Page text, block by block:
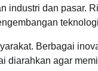
industri dan pasar.
Berbagai
diarahkan agar